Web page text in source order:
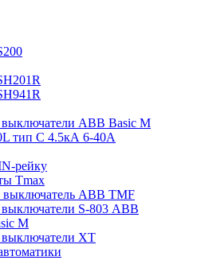
выключатели ABB Basic M
тип С 4.5кА 6-40А
рейку
Tmax
выключатель ABB TMF
выключатели S-803 АВВ
M
выключатели XT